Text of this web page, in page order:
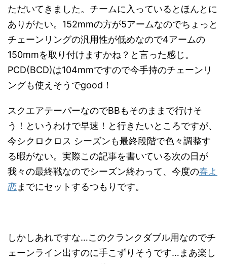
ただいてきました。チームに入っているとほんとに
ありがたい。152mmの方が5アームなのでちょっと
チェーンリングの汎用性が低めなので4アームの
150mmを取り付けますかね？と言った感じ。
PCD(BCD)は104mmですので今手持のチェーンリ
ングも使えそうでgood！
スクエアテーパーなのでBBもそのままで行けそ
う！というわけで早速！と行きたいところですが、
今シクロクロス シーズンも最終段階で色々調整す
る暇がない。実際この記事を書いている次の日が
我々の最終戦なのでシーズン終わって、今度の春よ
恋までにセットするつもりです。
しかしあれですな…このクランクダブル用なのでチ
ェーンライン出すのに手こずりそうです…まあ楽し